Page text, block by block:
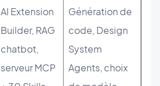
AI Extension
Builder, RAG
chatbot,
serveur MCP
Génération de
code, Design
System
Agents, choix